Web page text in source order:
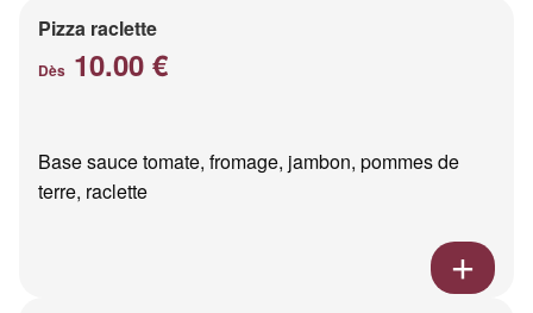
Pizza raclette
Dès 10.00 €
Base sauce tomate, fromage, jambon, pommes de
terre, raclette